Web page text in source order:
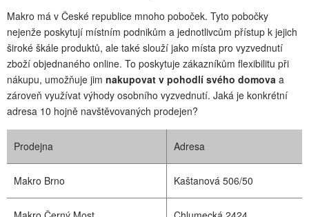
Makro má v České republice mnoho poboček. Tyto pobočky
nejenže poskytují místním podnikům a jednotlivcům přístup k jejich
široké škále produktů, ale také slouží jako místa pro vyzvednutí
zboží objednaného online. To poskytuje zákazníkům flexibilitu při
nákupu, umožňuje jim nakupovat v pohodlí svého domova a
zároveň využívat výhody osobního vyzvednutí. Jaká je konkrétní
adresa 10 hojně navštěvovaných prodejen?
Prodejna Adresa
Makro Brno Kaštanová 506/50